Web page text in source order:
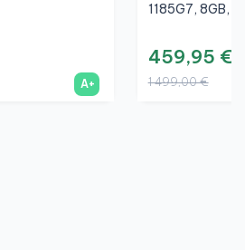
A+
1185G7, 8GB,
459,95 €
1 499,00 €